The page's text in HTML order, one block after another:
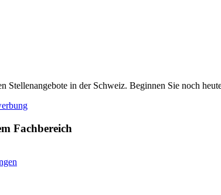
Stellenangebote in der Schweiz. Beginnen Sie noch
Fachbereich